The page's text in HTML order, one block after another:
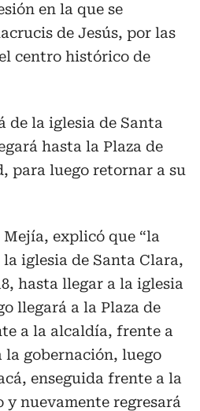
en la que se
de Jesús, por las
centro histórico de
de la iglesia de Santa
hasta la Plaza de
para luego retornar a su
explicó que “la
iglesia de Santa Clara,
hasta llegar a la iglesia
llegará a la Plaza de
a la alcaldía, frente a
gobernación, luego
enseguida frente a la
y nuevamente regresará